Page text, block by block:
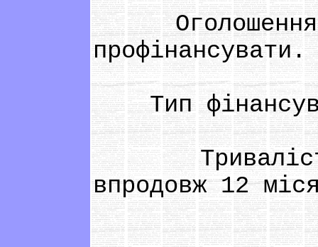
Оголошення
профінансувати.
Тип
Тривалість
впродовж 12